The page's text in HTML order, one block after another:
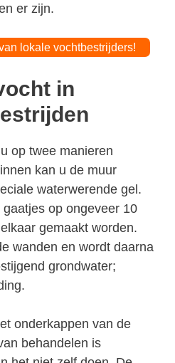
er zijn.
lokale vochtbestrijders!
in
op twee manieren
kan u de muur
waterwerende gel.
op ongeveer 10
gemaakt worden.
wanden en wordt daarna
grondwater;
onderkappen van de
behandelen is